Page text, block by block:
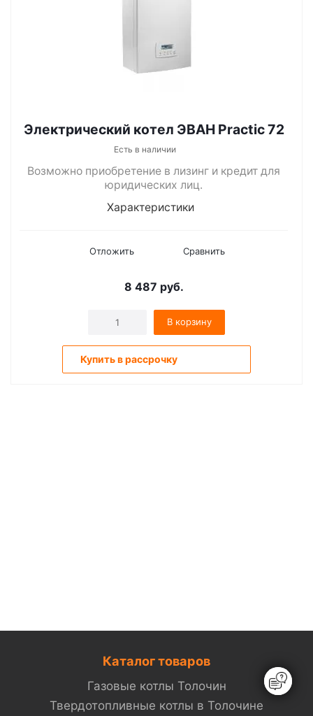
Электрический котел ЭВАН Practic 72
Есть в наличии
Возможно приобретение в лизинг и кредит для
юридических лиц.
Характеристики
Отложить Сравнить
8 487 руб.
В корзину
Купить в рассрочку
Каталог товаров
Газовые котлы Толочин
Твердотопливные котлы в Толочине